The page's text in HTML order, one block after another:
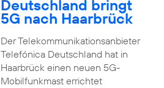
Deutschland bringt
5G nach Haarbrück
Der Telekommunikationsanbieter
Telefónica Deutschland hat in
Haarbrück einen neuen 5G-
Mobilfunkmast errichtet